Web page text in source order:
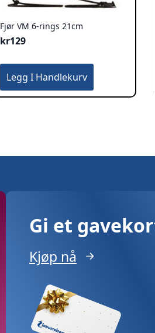
Fjør VM 6-rings 21cm
kr129
Legg I Handlekurv
Gi et
Kjøp nå